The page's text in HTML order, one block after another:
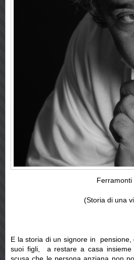
Ferramonti
(Storia di una
E la storia di un signore in pensione,
suoi figli, a restare a casa insieme